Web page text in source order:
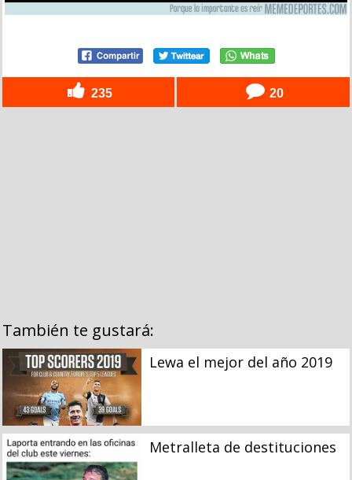
235 20
También te gustará:
Lewa el mejor del año 2019
Metralleta de destituciones